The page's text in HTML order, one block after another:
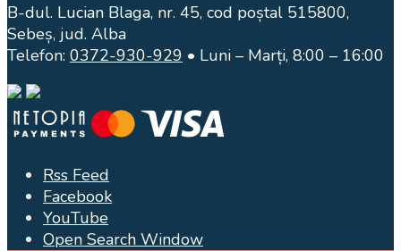
B-dul. Lucian Blaga, nr. 45, cod poștal 515800,
Sebeș, jud. Alba
Telefon: 0372-930-929 • Luni – Marți, 8:00 – 16:00
Rss Feed
Facebook
YouTube
Open Search Window